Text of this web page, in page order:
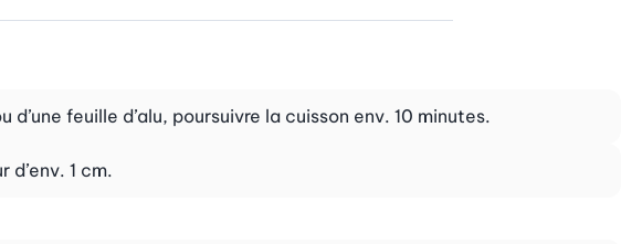
feuille d’alu, poursuivre la cuisson env. 10 minutes.
1 cm.